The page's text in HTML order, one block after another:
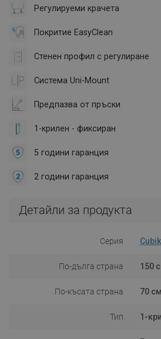
Регулируеми крачета
Покритие EasyClean
Стенен профил с регулиране
Система Uni-Mount
Предпазва от пръски
1-крилен - фиксиран
5 години гаранция
2 години гаранция
Детайли за продукта
Серия Cubik
По-дълга страна 150
По-късата страна 70 см
Тип 1-